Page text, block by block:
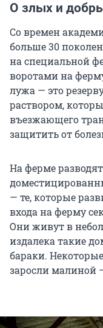
О злых и
Со времен
больше 30
на специальной
воротами на
лужа — это
раствором,
въезжающего
защитить от
На ферме
— те, которые
входа на ферму
Они живут в
издалека такие
бараки.
заросли малиной